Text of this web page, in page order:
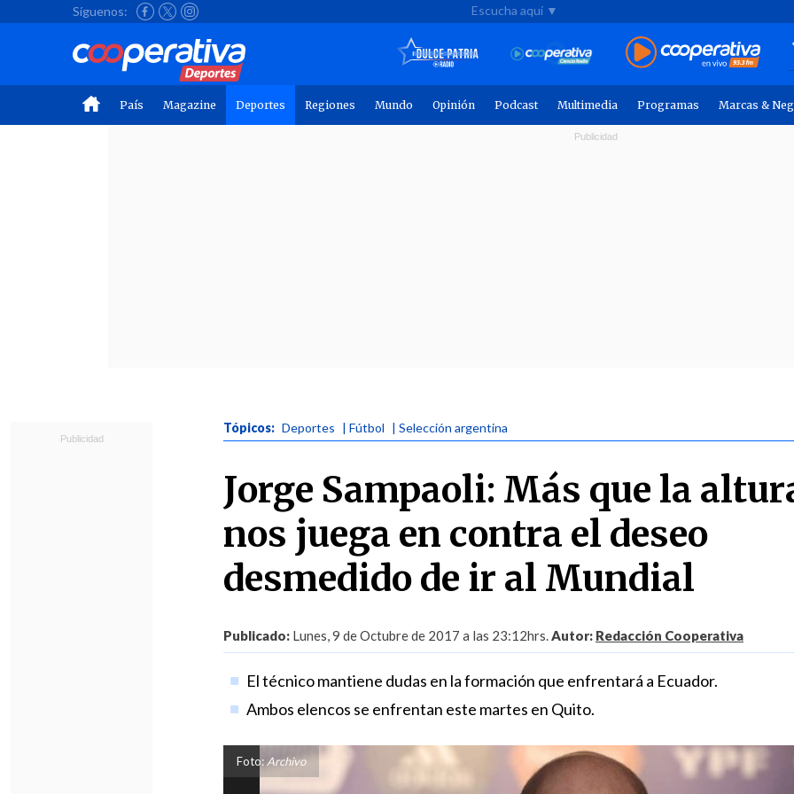
Síguenos: Escucha aquí ▼
País Magazine Deportes Regiones Mundo Opinión Podcast Multimedia Programas Marcas &
Tópicos: Deportes | Fútbol | Selección argentina
Jorge Sampaoli: Más que la
nos juega en contra el deseo
desmedido de ir al Mundial
Publicado: Lunes, 9 de Octubre de 2017 a las 23:12hrs.Autor: Redacción Cooperativa
El técnico mantiene dudas en la formación que enfrentará a Ecuador.
Ambos elencos se enfrentan este martes en Quito.
Foto: Archivo